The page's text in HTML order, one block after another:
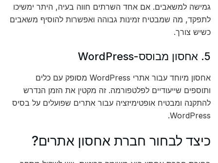
גמישה למשאבים. אם אחד השרתים חווה בעיה, היתר ימשיכו
לתפקד, מה שמבטיח זמינות גבוהה ואפשרות להוסיף משאבים
כשיש צורך.
5. אחסון מבוסס-WordPress
אחסון מיוחד עבור אתרי WordPress מסופק עם כלים
ותוספים שייעודיים לפלטפורמה. זה מקטין את הזמן הנדרש
להתקנה ומבטיח אופטימיזציה עבור אתרים שפועלים על בסיס
WordPress.
כיצד לבחור חברת אחסון אתרים?